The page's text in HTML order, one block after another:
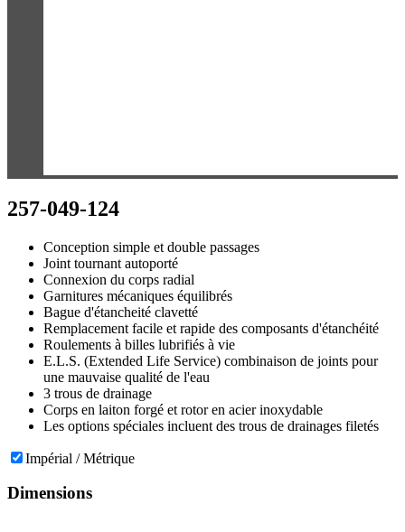
257-049-124
Conception simple et double passages
Joint tournant autoporté
Connexion du corps radial
Garnitures mécaniques équilibrés
Bague d'étancheité clavetté
Remplacement facile et rapide des composants d'étanchéité
Roulements à billes lubrifiés à vie
E.L.S. (Extended Life Service) combinaison de joints pour
une mauvaise qualité de l'eau
3 trous de drainage
Corps en laiton forgé et rotor en acier inoxydable
Les options spéciales incluent des trous de drainages filetés
Impérial / Métrique
Dimensions